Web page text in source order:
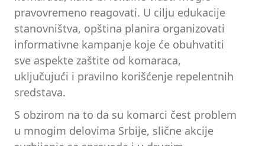
pravovremeno reagovati. U cilju edukacije
stanovništva, opština planira organizovati
informativne kampanje koje će obuhvatiti
sve aspekte zaštite od komaraca,
uključujući i pravilno korišćenje repelentnih
sredstava.
S obzirom na to da su komarci čest problem
u mnogim delovima Srbije, slične akcije